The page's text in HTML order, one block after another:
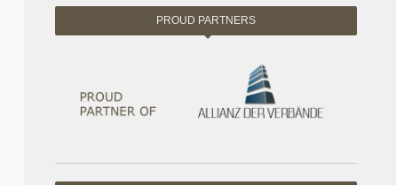
PROUD PARTNERS